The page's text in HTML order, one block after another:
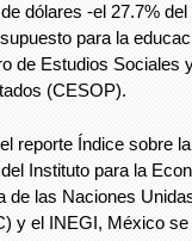
dólares -el 27.7%
para la
de Estudios Sociales
(CESOP).
reporte Índice sobre
Instituto para la
de las Naciones
y el INEGI, México